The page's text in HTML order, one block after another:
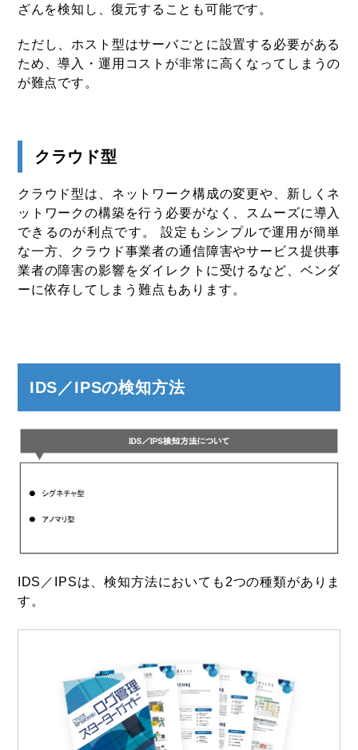
ざんを検知し、復元することも可能です。
ただし、ホスト型はサーバごとに設置する必要がある
ため、導入・運用コストが非常に高くなってしまうの
が難点です。
クラウド型
クラウド型は、ネットワーク構成の変更や、新しくネ
ットワークの構築を行う必要がなく、スムーズに導入
できるのが利点です。 設定もシンプルで運用が簡単
な一方、クラウド事業者の通信障害やサービス提供事
業者の障害の影響をダイレクトに受けるなど、ベンダ
ーに依存してしまう難点もあります。
IDS／IPSの検知方法
IDS／IPSは、検知方法においても2つの種類がありま
す。